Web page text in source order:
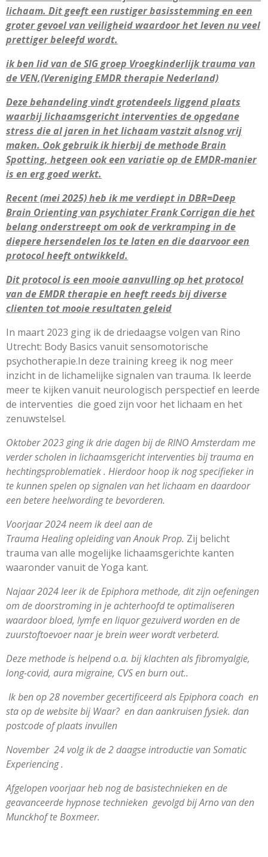
lichaam. Dit geeft een rustiger basisstemming en een
groter gevoel van veiligheid waardoor het leven nu veel
prettiger beleefd wordt.
ik ben lid van de SIG groep Vroegkinderlijk trauma van
de VEN,(Vereniging EMDR therapie Nederland)
Deze behandeling vindt grotendeels liggend plaats
waarbij lichaamsgericht interventies de opgedane
stress die al jaren in het lichaam vastzit alsnog vrij
maken. Ook gebruik ik hierbij de methode Brain
Spotting, hetgeen ook een variatie op de EMDR-manier
is en erg goed werkt.
Recent (mei 2025) heb ik me verdiept in DBR=Deep
Brain Orienting van psychiater Frank Corrigan die het
belang onderstreept om ook de verkramping in de
diepere hersendelen los te laten en die daarvoor een
protocol heeft ontwikkeld.
Dit protocol is een mooie aanvulling op het protocol
van de EMDR therapie en heeft reeds bij diverse
clienten tot mooie resultaten geleid
In maart 2023 ging ik de driedaagse volgen van Rino
Utrecht: Body Basics vanuit sensomotorische
psychotherapie.In deze training kreeg ik nog meer
inzicht in de lichamelijke signalen van trauma. Ik leerde
meer te kijken vanuit neurologisch perspectief en leerde
de interventies die goed zijn voor het lichaam en het
zenuwstelsel.
Oktober 2023 ging ik drie dagen bij de RINO Amsterdam me
verder scholen in lichaamsgericht interventies bij trauma en
hechtingsproblematiek . Hierdoor hoop ik nog specifieker in
te kunnen spelen op signalen van het lichaam en daardoor
een betere heelwording te bevorderen.
Voorjaar 2024 neem ik deel aan de
TraumaHealing opleiding van Anouk Prop. Zij belicht
trauma van alle mogelijke lichaamsgerichte kanten
waaronder vanuit de Yoga kant.
Najaar 2024 leer ik de Epiphora methode, dit zijn oefeningen
om de doorstroming in je achterhoofd te optimaliseren
waardoor bloed, lymfe en liquor gezuiverd worden en de
zuurstoftoevoer naar je brein weer wordt verbeterd.
Deze methode is helpend o.a. bij klachten als fibromyalgie,
long-covid, aura migraine, CVS en burn out..
Ik ben op 28 november gecertificeerd als Epiphora coach en
sta op de website bij Waar? en dan aankruisen fysiek. dan
postcode of plaats invullen
November 24 volg ik de 2 daagse introductie van Somatic
Experiencing .
Afgelopen voorjaar heb nog de basistechnieken en de
geavanceerde hypnose technieken gevolgd bij Arno van den
Munckhof te Boxmeer.